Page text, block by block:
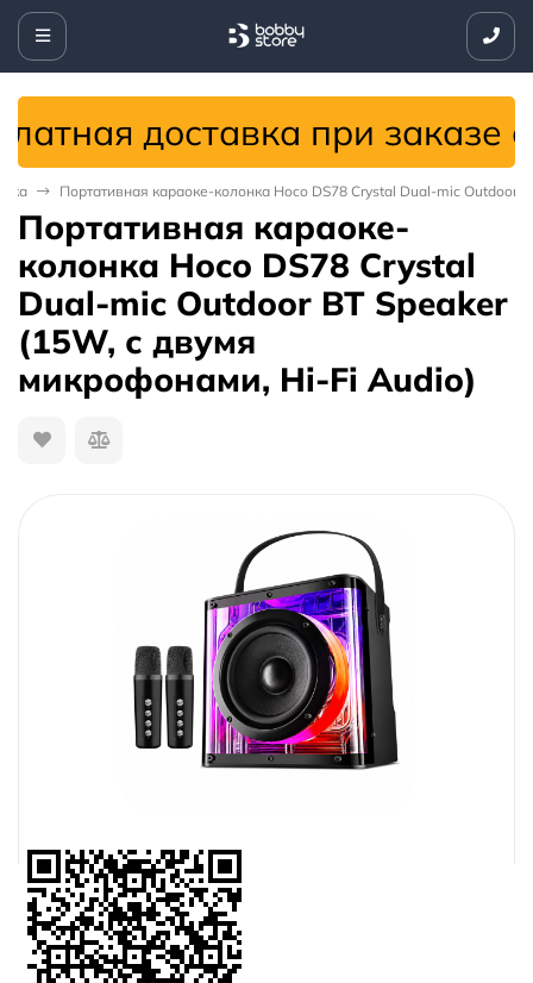
доставка при заказе от
Портативная караоке-колонка Hoco DS78 Crystal Dual-mic Outdoor
Портативная караоке-
колонка Hoco DS78 Crystal
Dual-mic Outdoor BT Speaker
(15W, с двумя
микрофонами, Hi-Fi Audio)